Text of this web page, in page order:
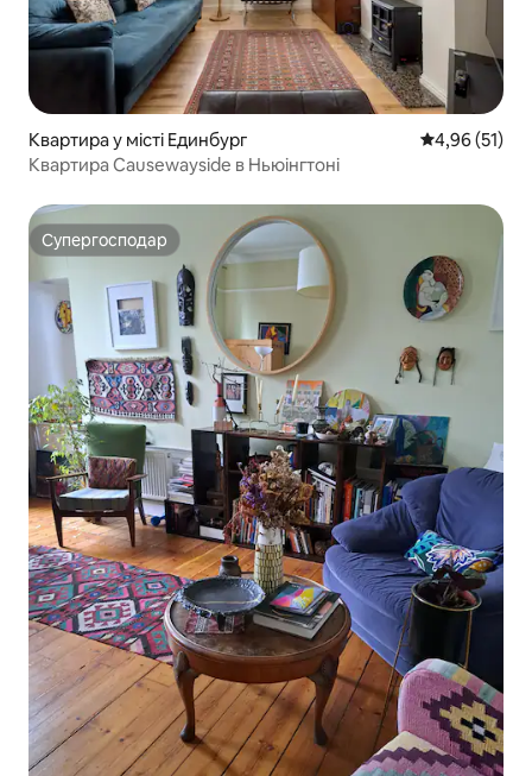
Квартира у місті Единбург Середня
4,96 (51)
Квартира Causewayside в Ньюінгтоні
Супергосподар
Супергосподар